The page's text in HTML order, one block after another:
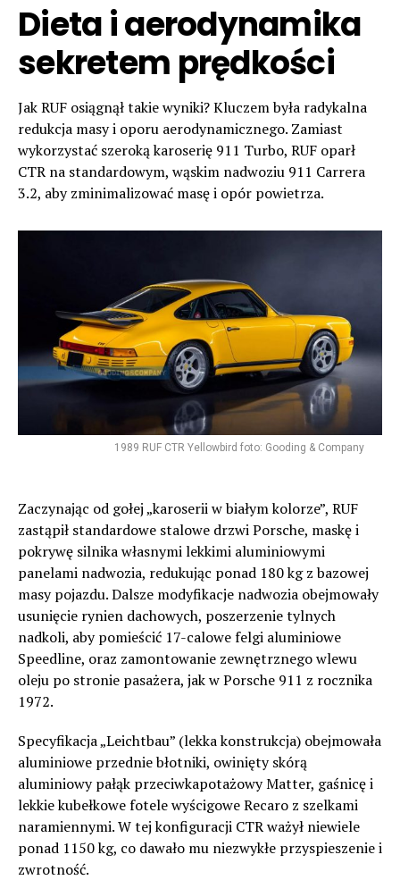
Dieta i aerodynamika
sekretem prędkości
Jak RUF osiągnął takie wyniki? Kluczem była radykalna
redukcja masy i oporu aerodynamicznego. Zamiast
wykorzystać szeroką karoserię 911 Turbo, RUF oparł
CTR na standardowym, wąskim nadwoziu 911 Carrera
3.2, aby zminimalizować masę i opór powietrza.
1989 RUF CTR Yellowbird foto: Gooding & Company
Zaczynając od gołej „karoserii w białym kolorze”, RUF
zastąpił standardowe stalowe drzwi Porsche, maskę i
pokrywę silnika własnymi lekkimi aluminiowymi
panelami nadwozia, redukując ponad 180 kg z bazowej
masy pojazdu. Dalsze modyfikacje nadwozia obejmowały
usunięcie rynien dachowych, poszerzenie tylnych
nadkoli, aby pomieścić 17-calowe felgi aluminiowe
Speedline, oraz zamontowanie zewnętrznego wlewu
oleju po stronie pasażera, jak w Porsche 911 z rocznika
1972.
Specyfikacja „Leichtbau” (lekka konstrukcja) obejmowała
aluminiowe przednie błotniki, owinięty skórą
aluminiowy pałąk przeciwkapotażowy Matter, gaśnicę i
lekkie kubełkowe fotele wyścigowe Recaro z szelkami
naramiennymi. W tej konfiguracji CTR ważył niewiele
ponad 1150 kg, co dawało mu niezwykłe przyspieszenie i
zwrotność.